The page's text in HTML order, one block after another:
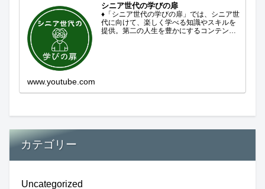
シニア世代の学びの扉
♦「シニア世代の学びの扉」では、シニア世
代に向けて、楽しく学べる知識やスキルを
提供。第二の人生を豊かにするコンテンツ
www.youtube.com
カテゴリー
Uncategorized